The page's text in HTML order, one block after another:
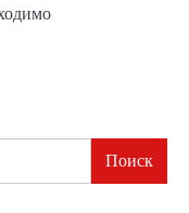
Поиск